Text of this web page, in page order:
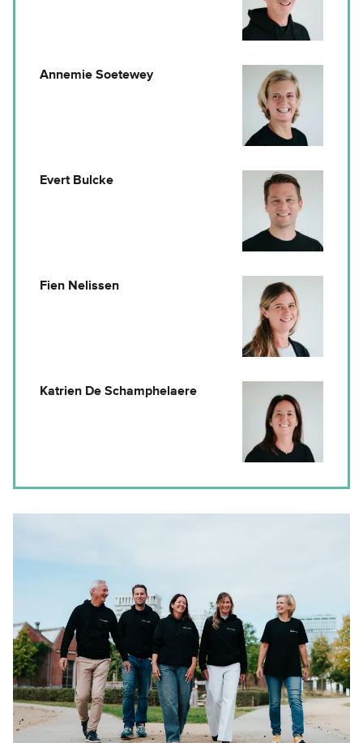
Annemie Soetewey
Evert Bulcke
Fien Nelissen
Katrien De Schamphelaere